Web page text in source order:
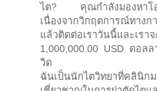
ไต? คุณกำลังมองหาโอ
เนื่องจากวิกฤตการณ์ทางก
แล้วติดต่อเราวันนี้และ
1,000,000.00 USD ดอล
วิด
ฉันเป็นนักไตวิทยาที่คลินิก